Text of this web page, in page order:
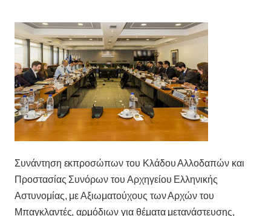
Συνάντηση εκπροσώπων του Κλάδου Αλλοδαπών και
Προστασίας Συνόρων του Αρχηγείου Ελληνικής
Αστυνομίας, με Αξιωματούχους των Αρχών του
Μπαγκλαντές, αρμόδιων για θέματα μετανάστευσης,